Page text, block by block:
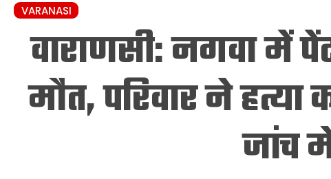
VARANASI
वाराणसी: नगवा में
मौत, परिवार ने
जांच